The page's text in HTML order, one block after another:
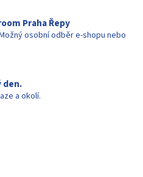
Praha Řepy
osobní odběr e-shopu nebo
den.
a okolí.